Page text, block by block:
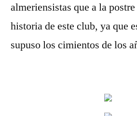
almeriensistas que a la
historia de este club, ya que
supuso los cimientos de los